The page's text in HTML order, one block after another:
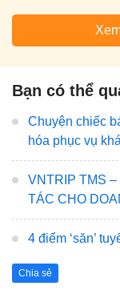
Bạn có thể
Chuyện chiếc
hóa phục vụ
VNTRIP TMS
TÁC CHO
4 điểm ‘săn’
Chia sẻ